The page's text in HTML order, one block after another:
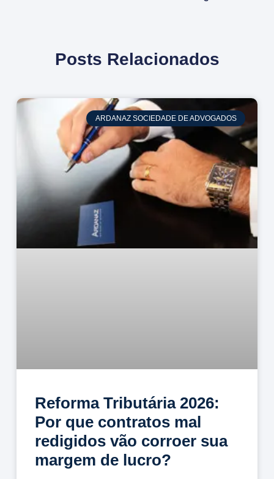
Posts Relacionados
ARDANAZ SOCIEDADE DE ADVOGADOS
Reforma Tributária 2026:
Por que contratos mal
redigidos vão corroer sua
margem de lucro?